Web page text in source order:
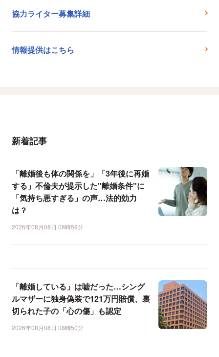
協力ライター募集詳細
情報提供はこちら
新着記事
「離婚後も体の関係を」「3年後に再婚
する」不倫夫が提示した"離婚条件"に
「気持ち悪すぎる」の声…法的効力
は？
2026年08月08日 08時59分
「離婚している」は嘘だった…シング
ルマザーに独身偽装で121万円賠償、裏
切られた子の「心の傷」も認定
2026年08月08日 08時50分